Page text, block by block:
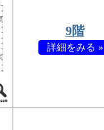
9階
詳細をみる »